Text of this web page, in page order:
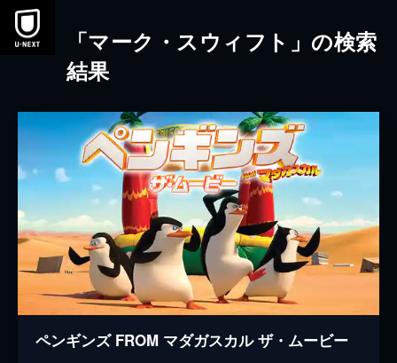
本文へスキップ
「マーク・スウィフト」の検索
結果
ペンギンズ FROM マダガスカル ザ・ムービー